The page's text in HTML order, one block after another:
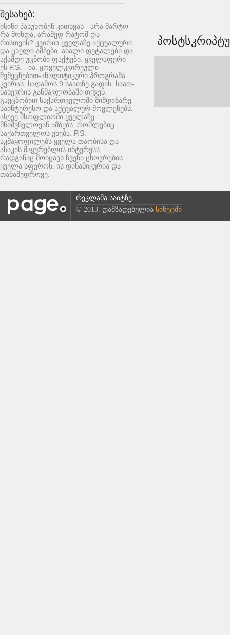
შესახებ:
ისინი პასუხობენ კითხვას - არა მარტო
რა მოხდა, არამედ რატომ და
რისთვის? კვირის ყველაზე აქტუალური
და ცხელი ამბები, ახალი დეტალები და
აქამდე უცნობი ფაქტები. ყველაფერი
ეს P.S. - ია. ყოველკვირეული
შემეცნებით-ანალიტიკური პროგრამა
კვირას, საღამოს 9 საათზე გადის. საათ-
ნახევრის განმავლობაში თქვენ
გაეცნობით საქართველოში მიმდინარე
საინტერესო და აქტუალურ მოვლენებს.
ასევე მსოფლიოში ყველაზე
მნიშვნელოვან ამბებს, რომლებიც
საქართველოს ეხება. P.S.
აკმაყოფილებს ყველა თაობისა და
ასაკის მაყურებლის ინტერესს,
რადგანაც მოიცავს ჩვენი ცხოვრების
ყველა სფეროს. ის დინამიკურია და
თანამედროვე.
რეკლამა საიტზე
© 2013. დამზადებულია სინეტში